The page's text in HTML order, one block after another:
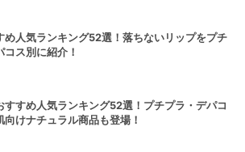
め人気ランキング52選！落ちないリップをプチ
コス別に紹介！
すすめ人気ランキング52選！プチプラ・デパコ
向けナチュラル商品も登場！